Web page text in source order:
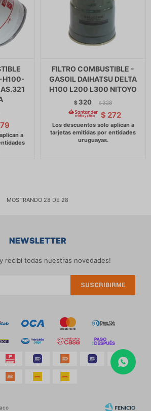
H100-
FILTRO COMBUSTIBLE -
GASOIL DAIHATSU DELTA
H100 L200 L300 NITOYO
$ 320 $ 328
$ 272
MOSTRANDO 28 DE 28
NEWSLETTER
recibí todas nuestras novedades!
SUSCRIBIRME